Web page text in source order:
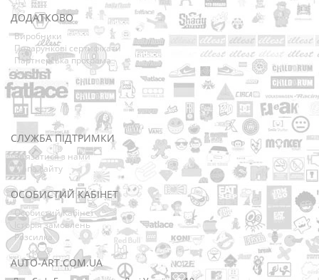
ДОДАТКОВО
Виробники
Подарункові сертифікати
Партнерська програма
Акції
СЛУЖБА ПІДТРИМКИ
Зв’язатися з нами
Мапа сайту
ОСОБИСТИЙ КАБІНЕТ
Особистий Кабінет
Історія замовлень
Розсилка
AUTO-ART.COM.UA